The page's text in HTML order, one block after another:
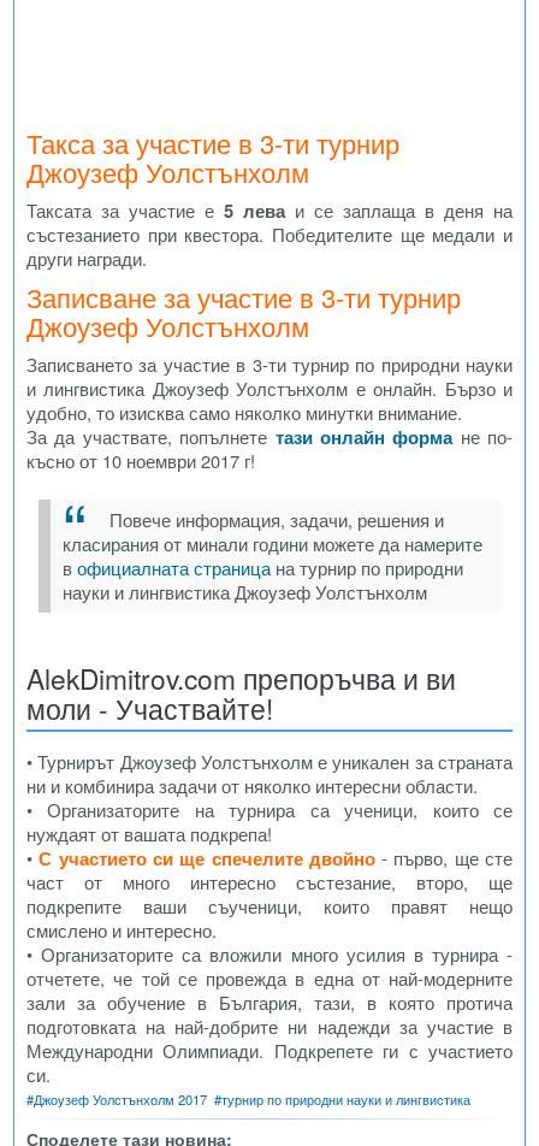
Такса за участие в 3-ти турнир
Джоузеф Уолстънхолм
Таксата за участие е 5 леваи се заплаща в деня на
състезанието при квестора. Победителите ще медали и
други награди.
Записване за участие в 3-ти турнир
Джоузеф Уолстънхолм
Записването за участие в 3-ти турнир по природни науки
и лингвистика Джоузеф Уолстънхолм е онлайн. Бързо и
удобно, то изисква само няколко минутки внимание.
За да участвате, попълнете тази онлайн формане по-
късно от 10 ноември 2017 г!
Повече информация, задачи, решения и
класирания от минали години можете да намерите
вофициалната страница на турнир по природни
науки и лингвистика Джоузеф Уолстънхолм
AlekDimitrov.com препоръчва и ви
моли - Участвайте!
• Турнирът Джоузеф Уолстънхолм е уникален за страната
ни и комбинира задачи от няколко интересни области.
• Организаторите на турнира са ученици, които се
нуждаят от вашата подкрепа!
•С участието си ще спечелите двойно- първо, ще сте
част от много интересно състезание, второ, ще
подкрепите ваши съученици, които правят нещо
смислено и интересно.
• Организаторите са вложили много усилия в турнира -
отчетете, че той се провежда в една от най-модерните
зали за обучение в България, тази, в която протича
подготовката на най-добрите ни надежди за участие в
Международни Олимпиади. Подкрепете ги с участието
си.
#Джоузеф Уолстънхолм 2017 #турнир по природни науки и лингвистика
Споделете тази новина: